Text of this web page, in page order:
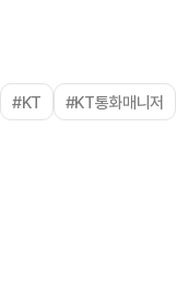
#KT #KT통화매니저